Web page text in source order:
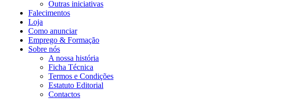
Outras iniciativas
Falecimentos
Loja
Como anunciar
Emprego & Formação
Sobre nós
A nossa história
Ficha Técnica
Termos e Condições
Estatuto Editorial
Contactos